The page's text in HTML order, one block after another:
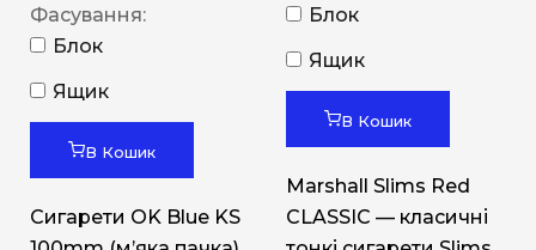
Фасування:
Блок
Ящик
В Кошик
Сигарети OK Blue KS
Блок
Ящик
В Кошик
Marshall Slims Red
CLASSIC — класичні